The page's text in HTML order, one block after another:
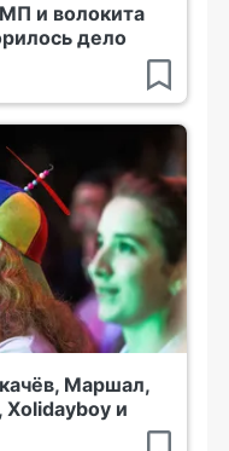
и волокита
дело
Маршал,
и